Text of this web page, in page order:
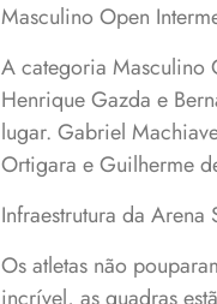
Masculino Open
A categoria Masculino
Henrique Gazda e
lugar. Gabriel
Ortigara e Guilherme
Infraestrutura da Arena
Os atletas não